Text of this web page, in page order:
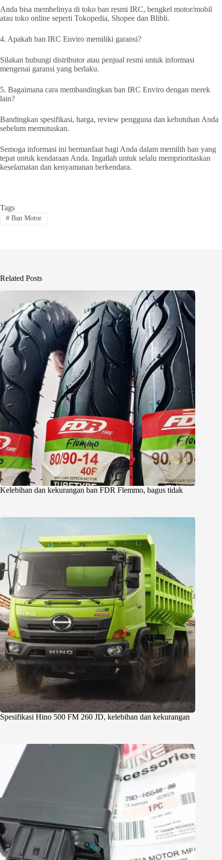
Anda bisa membelinya di toko ban resmi IRC, bengkel motor/mobil
atau toko online seperti Tokopedia, Shopee dan Blibli.
4. Apakah ban IRC Enviro memiliki garansi?
Silakan hubungi distributor atau penjual resmi untuk informasi
mengenai garansi yang berlaku.
5. Bagaimana cara membandingkan ban IRC Enviro dengan merek
lain?
Bandingkan spesifikasi, harga, review pengguna dan kebutuhan Anda
sebelum memutuskan.
Semoga informasi ini bermanfaat bagi Anda dalam memilih ban yang
tepat untuk kendaraan Anda. Ingatlah untuk selalu memprioritaskan
keselamatan dan kenyamanan berkendara.
Tags
#Ban Motor
Related Posts
Kelebihan dan kekurangan ban FDR Flemmo, bagus tidak
Spesifikasi Hino 500 FM 260 JD, kelebihan dan kekurangan